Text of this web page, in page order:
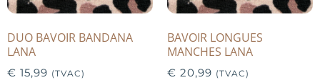
DUO BAVOIR BANDANA
LANA
€ 15,99 (TVAC)
BAVOIR LONGUES
MANCHES LANA
€ 20,99 (TVAC)